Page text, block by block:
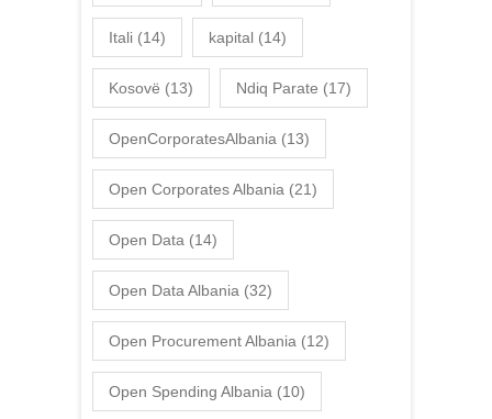
Itali (14) kapital (14)
Kosovë (13) Ndiq Parate (17)
OpenCorporatesAlbania (13)
Open Corporates Albania (21)
Open Data (14)
Open Data Albania (32)
Open Procurement Albania (12)
Open Spending Albania (10)